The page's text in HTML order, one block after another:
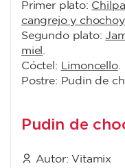
Primer plato:
cangrejo y
Segundo plato:
miel .
Cóctel: Limoncello.
Postre: Pudin de
Pudin de
Autor: Vitamix